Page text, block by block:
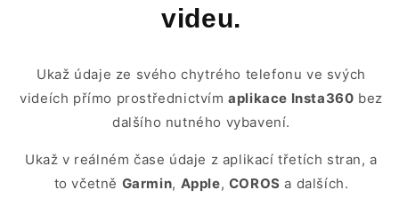
videu.
Ukaž údaje ze svého chytrého telefonu ve svých
videích přímo prostřednictvímaplikace Insta360 bez
dalšího nutného vybavení.
Ukaž v reálném čase údaje z aplikací třetích stran, a
to včetně Garmin, Apple, COROS a dalších.